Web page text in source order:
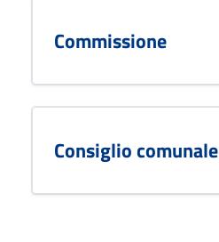
Commissione
Consiglio comunale